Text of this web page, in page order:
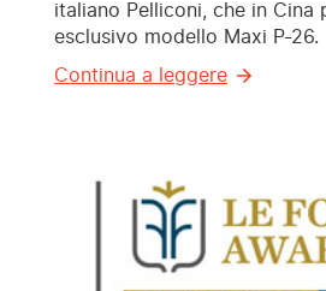
italiano Pelliconi, che in Cina
esclusivo modello Maxi P-26.
Continua a leggere